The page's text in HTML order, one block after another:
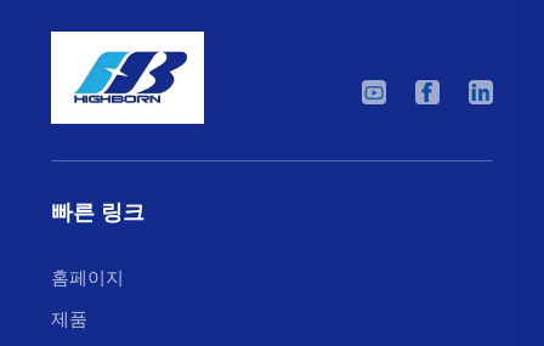
빠른 링크
홈페이지
제품